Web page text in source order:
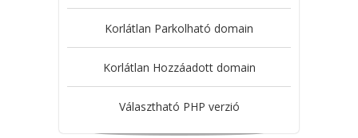
Korlátlan Parkolható domain
Korlátlan Hozzáadott domain
Választható PHP verzió